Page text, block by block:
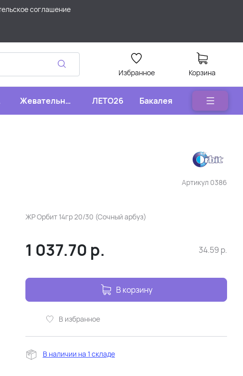
соглашение
Избранное Корзина
Жевательные
конфеты
ЛЕТО26 Бакалея
Артикул 0386
ЖР Орбит 14гр 20/30 (Сочный арбуз)
1 037.70 р. 34.59 р.
В корзину
В избранное
В наличии на 1 складе